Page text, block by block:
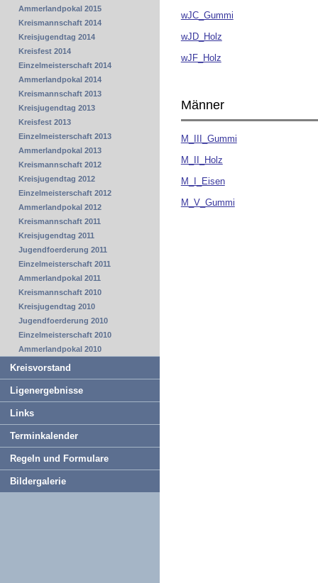
wJC_Gummi
wJD_Holz
wJF_Holz
Männer
M_III_Gummi
M_II_Holz
M_I_Eisen
M_V_Gummi
Ammerlandpokal 2015
Kreismannschaft 2014
Kreisjugendtag 2014
Kreisfest 2014
Einzelmeisterschaft 2014
Ammerlandpokal 2014
Kreismannschaft 2013
Kreisjugendtag 2013
Kreisfest 2013
Einzelmeisterschaft 2013
Ammerlandpokal 2013
Kreismannschaft 2012
Kreisjugendtag 2012
Einzelmeisterschaft 2012
Ammerlandpokal 2012
Kreismannschaft 2011
Kreisjugendtag 2011
Jugendfoerderung 2011
Einzelmeisterschaft 2011
Ammerlandpokal 2011
Kreismannschaft 2010
Kreisjugendtag 2010
Jugendfoerderung 2010
Einzelmeisterschaft 2010
Ammerlandpokal 2010
Kreisvorstand
Ligenergebnisse
Links
Terminkalender
Regeln und Formulare
Bildergalerie